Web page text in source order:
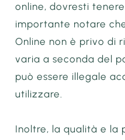
online, dovresti
importante notare
Online non è privo di
varia a seconda del
può essere illegale
utilizzare.
Inoltre, la qualità e la